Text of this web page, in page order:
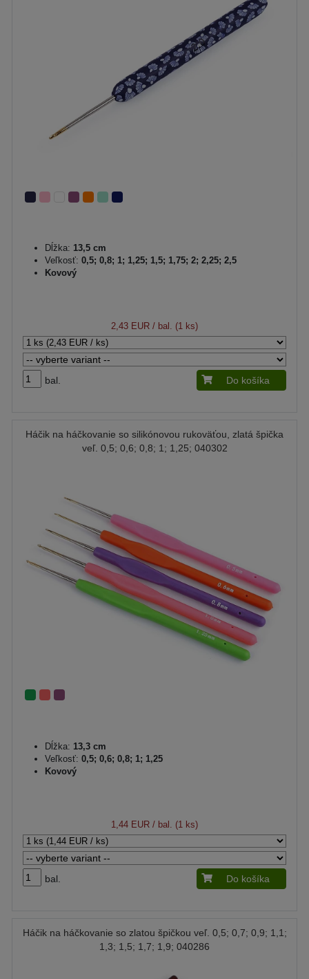
Dĺžka: 13,5 cm
Veľkosť: 0,5; 0,8; 1; 1,25; 1,5; 1,75; 2; 2,25; 2,5
Kovový
2,43 EUR / bal. (1 ks)
bal. Do košíka
Háčik na háčkovanie so silikónovou rukoväťou, zlatá špička
veľ. 0,5; 0,6; 0,8; 1; 1,25; 040302
Dĺžka: 13,3 cm
Veľkosť: 0,5; 0,6; 0,8; 1; 1,25
Kovový
1,44 EUR / bal. (1 ks)
bal. Do košíka
Háčik na háčkovanie so zlatou špičkou veľ. 0,5; 0,7; 0,9; 1,1;
1,3; 1,5; 1,7; 1,9; 040286